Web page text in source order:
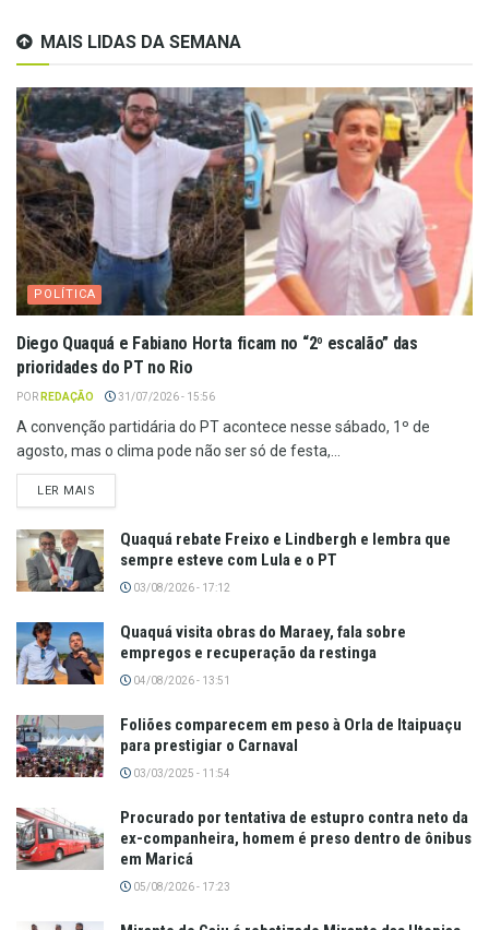
MAIS LIDAS DA SEMANA
POLÍTICA
Diego Quaquá e Fabiano Horta ficam no “2º escalão” das
prioridades do PT no Rio
POR REDAÇÃO 31/07/2026 - 15:56
A convenção partidária do PT acontece nesse sábado, 1º de
agosto, mas o clima pode não ser só de festa,...
LER MAIS
Quaquá rebate Freixo e Lindbergh e lembra que
sempre esteve com Lula e o PT
03/08/2026 - 17:12
Quaquá visita obras do Maraey, fala sobre
empregos e recuperação da restinga
04/08/2026 - 13:51
Foliões comparecem em peso à Orla de Itaipuaçu
para prestigiar o Carnaval
03/03/2025 - 11:54
Procurado por tentativa de estupro contra neto da
ex-companheira, homem é preso dentro de ônibus
em Maricá
05/08/2026 - 17:23